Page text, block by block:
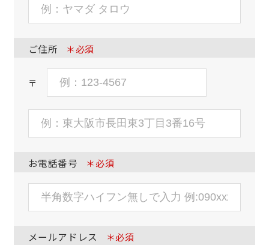
ご住所 ＊必須
〒
お電話番号 ＊必須
メールアドレス ＊必須